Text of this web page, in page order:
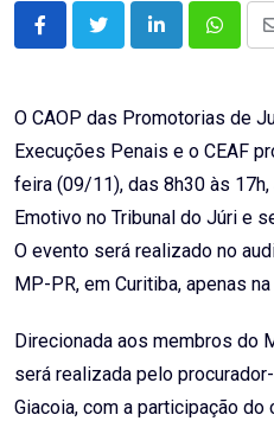
LinkedIn
O CAOP das Promotorias de
Execuções Penais e o CEAF
feira (09/11), das 8h30 às
Emotivo no Tribunal do Júri e
O evento será realizado no
MP-PR, em Curitiba, apenas
Direcionada aos membros do
será realizada pelo
Giacoia, com a participação